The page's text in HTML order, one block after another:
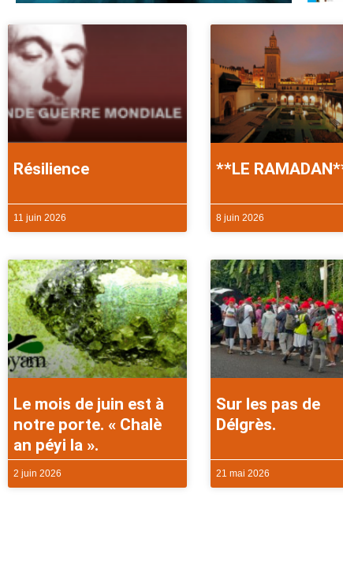
Résilience
11 juin 2026
**LE
8 juin 2026
Le mois de juin est à
notre porte. « Chalè
an péyi la ».
2 juin 2026
Sur les pas de
Délgrès.
21 mai 2026